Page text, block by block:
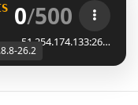
[1.8.8 to 26.2]
0/500
51.254.174.133:26…
26.2